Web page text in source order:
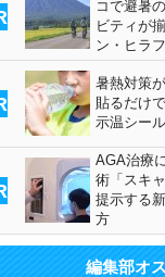
コで避暑
ビティが
ン・ヒラ
暑熱対策
貼るだけ
示温シー
AGA治療
術「スキ
提示する
方
編集部オ